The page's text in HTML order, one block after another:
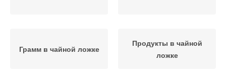
Грамм в чайной ложке
Продукты в чайной
ложке